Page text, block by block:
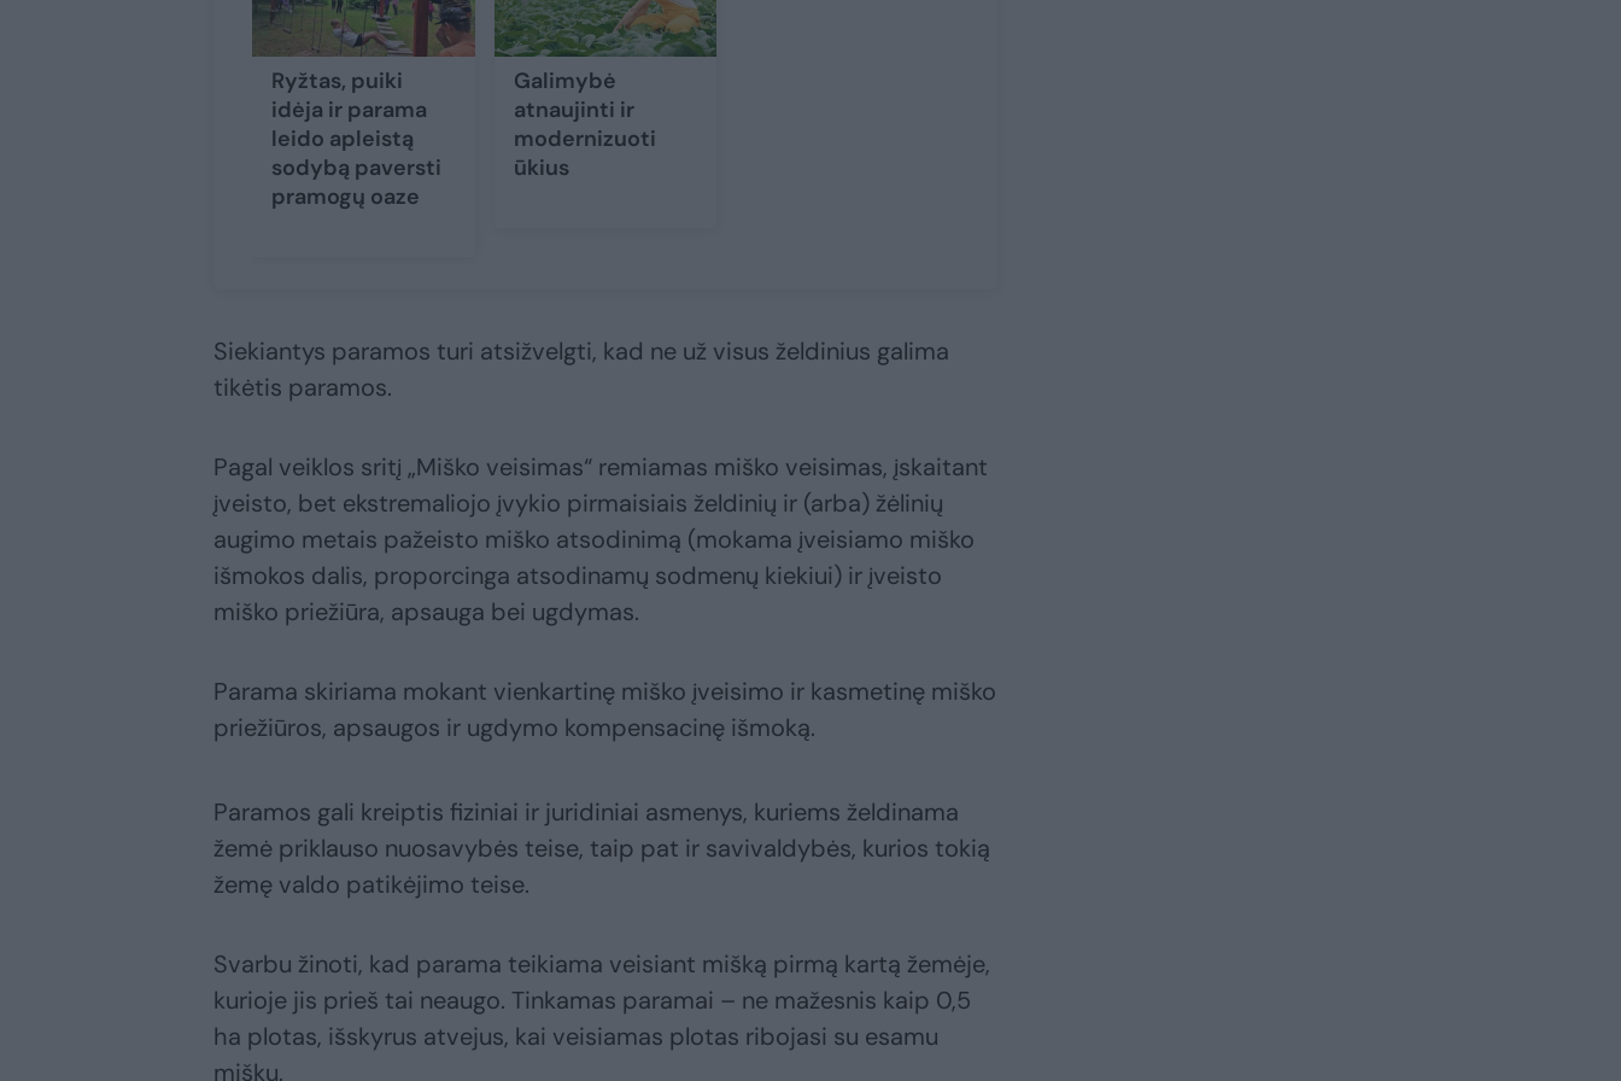
Ryžtas, puiki
idėja ir parama
leido apleistą
sodybą paversti
pramogų oaze
Galimybė
atnaujinti ir
modernizuoti
ūkius
Siekiantys paramos turi atsižvelgti, kad ne už visus želdinius galima
tikėtis paramos.
Pagal veiklos sritį „Miško veisimas“ remiamas miško veisimas, įskaitant
įveisto, bet ekstremaliojo įvykio pirmaisiais želdinių ir (arba) žėlinių
augimo metais pažeisto miško atsodinimą (mokama įveisiamo miško
išmokos dalis, proporcinga atsodinamų sodmenų kiekiui) ir įveisto
miško priežiūra, apsauga bei ugdymas.
Parama skiriama mokant vienkartinę miško įveisimo ir kasmetinę miško
priežiūros, apsaugos ir ugdymo kompensacinę išmoką.
Paramos gali kreiptis fiziniai ir juridiniai asmenys, kuriems želdinama
žemė priklauso nuosavybės teise, taip pat ir savivaldybės, kurios tokią
žemę valdo patikėjimo teise.
Svarbu žinoti, kad parama teikiama veisiant mišką pirmą kartą žemėje,
kurioje jis prieš tai neaugo. Tinkamas paramai – ne mažesnis kaip 0,5
ha plotas, išskyrus atvejus, kai veisiamas plotas ribojasi su esamu
mišku.